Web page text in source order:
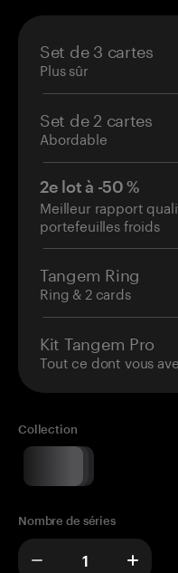
Set de 3 cartes
Plus sûr
Set de 2 cartes
Abordable
2e lot à -50 %
Meilleur rapport
portefeuilles froids
Tangem Ring
Ring & 2 cards
Kit Tangem Pro
Tout ce dont vous
Collection
Nombre de séries